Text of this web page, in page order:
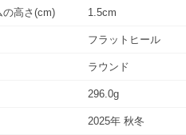
の高さ(cm) 1.5cm
フラットヒール
ラウンド
296.0g
2025年 秋冬